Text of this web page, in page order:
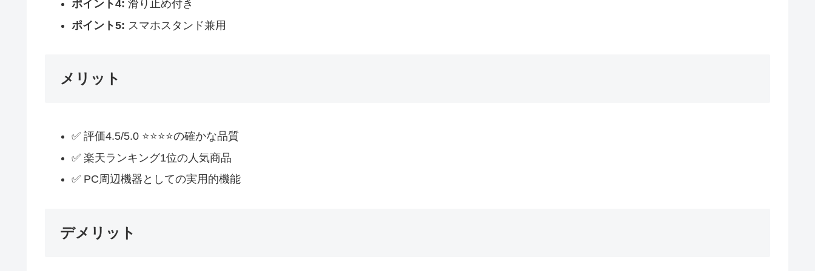
ポイント4: 滑り止め付き
ポイント5: スマホスタンド兼用
メリット
✅ 評価4.5/5.0 ⭐⭐⭐⭐の確かな品質
✅ 楽天ランキング1位の人気商品
✅ PC周辺機器としての実用的機能
デメリット